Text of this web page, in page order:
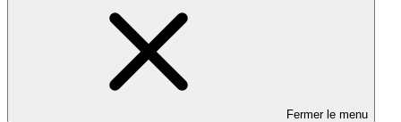
Fermer le menu